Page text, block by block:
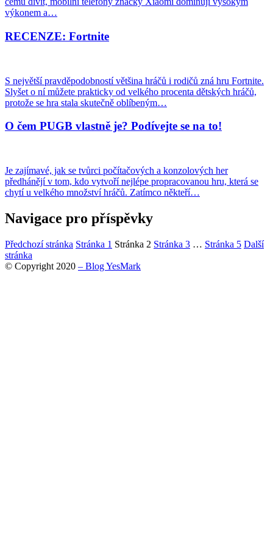
výkonem a…
RECENZE: Fortnite
S největší pravděpodobností většina hráčů i rodičů zná hru Fortnite.
Slyšet o ní můžete prakticky od velkého procenta dětských hráčů,
protože se hra stala skutečně oblíbeným…
O čem PUGB vlastně je? Podívejte se na to!
Je zajímavé, jak se tvůrci počítačových a konzolových her
předhánějí v tom, kdo vytvoří nejlépe propracovanou hru, která se
chytí u velkého množství hráčů. Zatímco někteří…
Navigace pro příspěvky
Předchozí stránka Stránka 1 Stránka 2 Stránka 3 … Stránka 5 Další
stránka
© Copyright 2020 – Blog YesMark